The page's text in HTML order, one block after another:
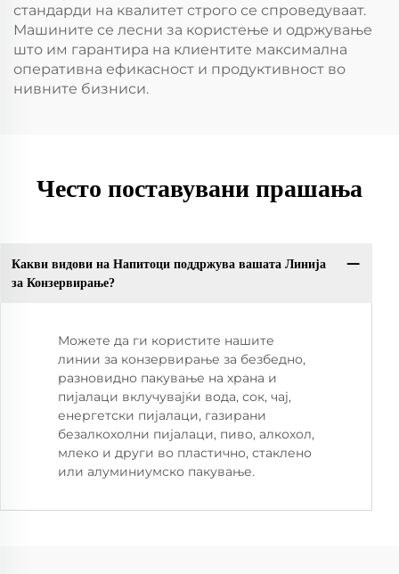
стандарди на квалитет строго се спроведуваат.
Машините се лесни за користење и одржување
што им гарантира на клиентите максимална
оперативна ефикасност и продуктивност во
нивните бизниси.
Често поставувани прашања
Какви видови на Напитоци поддржува вашата Линија
за Конзервирање?
Можете да ги користите нашите
линии за конзервирање за безбедно,
разновидно пакување на храна и
пијалаци вклучувајќи вода, сок, чај,
енергетски пијалаци, газирани
безалкохолни пијалаци, пиво, алкохол,
млеко и други во пластично, стаклено
или алуминиумско пакување.